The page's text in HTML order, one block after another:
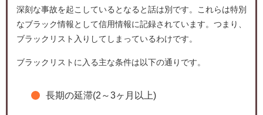
深刻な事故を起こしているとなると話は別です。これらは特別
なブラック情報として信用情報に記録されています。つまり、
ブラックリスト入りしてしまっているわけです。
ブラックリストに入る主な条件は以下の通りです。
長期の延滞(2～3ヶ月以上)